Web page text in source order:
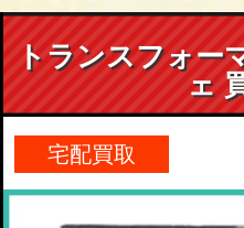
トランスフォー
ェ
宅配買取